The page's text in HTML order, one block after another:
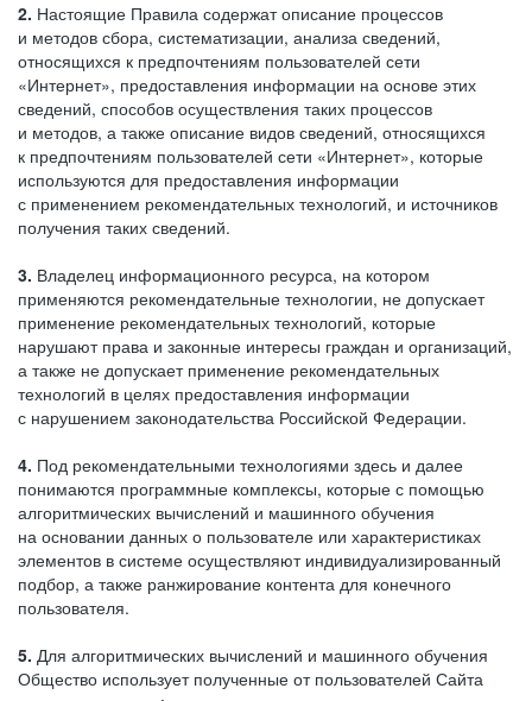
2. Настоящие Правила содержат описание процессов
и методов сбора, систематизации, анализа сведений,
относящихся к предпочтениям пользователей сети
«Интернет», предоставления информации на основе этих
сведений, способов осуществления таких процессов
и методов, а также описание видов сведений, относящихся
к предпочтениям пользователей сети «Интернет», которые
используются для предоставления информации
с применением рекомендательных технологий, и источников
получения таких сведений.
3. Владелец информационного ресурса, на котором
применяются рекомендательные технологии, не допускает
применение рекомендательных технологий, которые
нарушают права и законные интересы граждан и организаций,
а также не допускает применение рекомендательных
технологий в целях предоставления информации
с нарушением законодательства Российской Федерации.
4. Под рекомендательными технологиями здесь и далее
понимаются программные комплексы, которые с помощью
алгоритмических вычислений и машинного обучения
на основании данных о пользователе или характеристиках
элементов в системе осуществляют индивидуализированный
подбор, а также ранжирование контента для конечного
пользователя.
5. Для алгоритмических вычислений и машинного обучения
Общество использует полученные от пользователей Сайта